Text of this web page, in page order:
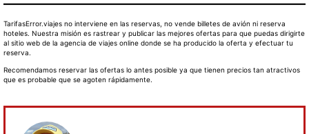
TarifasError.viajes no interviene en las reservas, no vende billetes de avión ni reserva
hoteles. Nuestra misión es rastrear y publicar las mejores ofertas para que puedas dirigirte
al sitio web de la agencia de viajes online donde se ha producido la oferta y efectuar tu
reserva.
Recomendamos reservar las ofertas lo antes posible ya que tienen precios tan atractivos
que es probable que se agoten rápidamente.